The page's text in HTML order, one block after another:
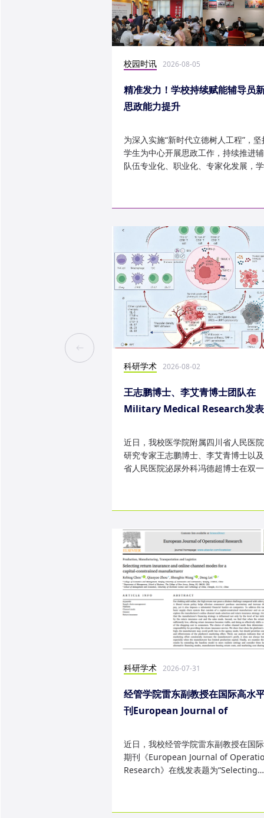
校园时讯 2026-08-05
精准发力！学校持续赋能辅导员
思政能力提升
为深入实施“新时代立德树人工程”，
学生为中心开展思政工作，持续推进
队伍专业化、职业化、专家化发展，
科研学术 2026-08-02
王志鹏博士、李艾青博士团队在
Military Medical Research发
近日，我校医学院附属四川省人民医
研究专家王志鹏博士、李艾青博士以
省人民医院泌尿外科冯德超博士在双
科研学术 2026-07-31
经管学院雷东副教授在国际高水
刊European Journal of
果
近日，我校经管学院雷东副教授在国
期刊《European Journal of
Research》在线发表题为“Selecting